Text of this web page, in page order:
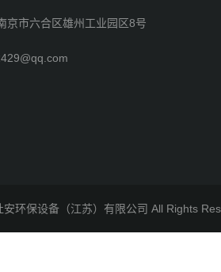
京市六合区雄州工业园区8号
安环保设备（江苏）有限公司 All Rights